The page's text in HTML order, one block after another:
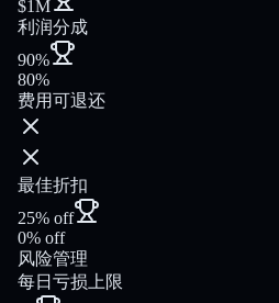
$1M
利润分成
90%
80%
费用可退还
最佳折扣
25% off
0% off
风险管理
每日亏损上限